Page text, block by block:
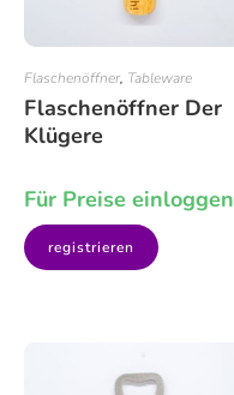
Flaschenöffner, Tableware
Flaschenöffner Der
Klügere
Für Preise einloggen
registrieren